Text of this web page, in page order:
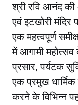
श्री रवि आनंद की
एवं इटखोरी
एक महत्वपूर्ण
में आगामी
प्रसार, पर्यटक
एक प्रमुख
करने के विभिन्न